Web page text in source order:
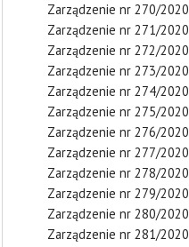
Zarządzenie nr 270/2020
Zarządzenie nr 271/2020
Zarządzenie nr 272/2020
Zarządzenie nr 273/2020
Zarządzenie nr 274/2020
Zarządzenie nr 275/2020
Zarządzenie nr 276/2020
Zarządzenie nr 277/2020
Zarządzenie nr 278/2020
Zarządzenie nr 279/2020
Zarządzenie nr 280/2020
Zarządzenie nr 281/2020